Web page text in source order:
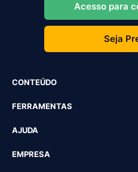
Acesso para
Seja
CONTEÚDO
FERRAMENTAS
AJUDA
EMPRESA